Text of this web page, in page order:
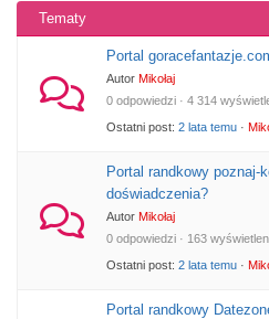
Tematy
Portal
Autor Mikołaj
0 odpowiedzi · 4 314
Ostatni post: 2 lata temu ·
Portal randkowy poznaj-
doświadczenia?
Autor Mikołaj
0 odpowiedzi · 163
Ostatni post: 2 lata temu ·
Portal randkowy